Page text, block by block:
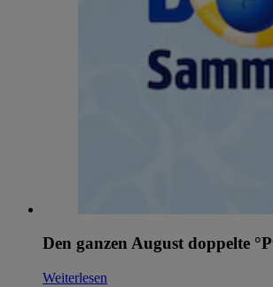
Den ganzen August doppelte
Weiterlesen